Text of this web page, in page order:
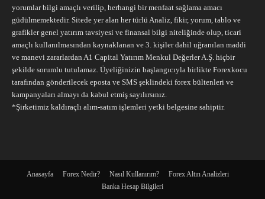
yorumlar bilgi amaçlı verilip, herhangi bir menfaat sağlama amacı
güdülmemektedir. Sitede yer alan her türlü Analiz, fikir, yorum, tablo ve
grafikler genel yatırım tavsiyesi ve finansal bilgi niteliğinde olup, ticari
amaçlı kullanılmasından kaynaklanan ve 3. kişiler dahil uğranılan maddi
ve manevi zararlardan A1 Capital Yatırım Menkul Değerler A.Ş. hiçbir
şekilde sorumlu tutulamaz. Üyeliğinizin başlangıcıyla birlikte Forexkocu
tarafından gönderilecek eposta ve SMS şeklindeki forex bültenleri ve
kampanyaları almayı da kabul etmiş sayılırsınız.
*Şirketimiz kaldıraçlı alım-satım işlemleri yetki belgesine sahiptir.
Anasayfa Forex Nedir? Nasıl Kullanırım?
Forex Altın Analizleri
Banka Hesap Bilgileri